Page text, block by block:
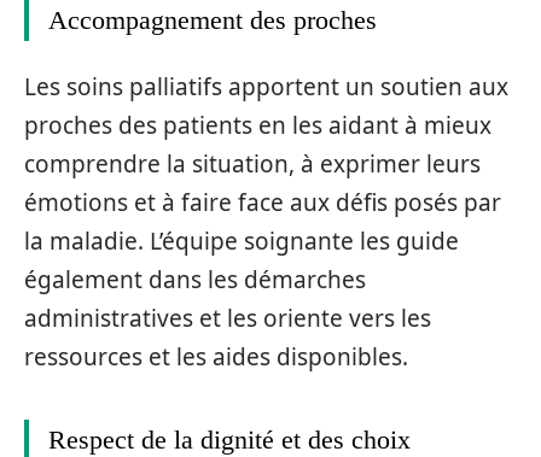
Accompagnement des proches
Les soins palliatifs apportent un soutien aux
proches des patients en les aidant à mieux
comprendre la situation, à exprimer leurs
émotions et à faire face aux défis posés par
la maladie. L’équipe soignante les guide
également dans les démarches
administratives et les oriente vers les
ressources et les aides disponibles.
Respect de la dignité et des choix